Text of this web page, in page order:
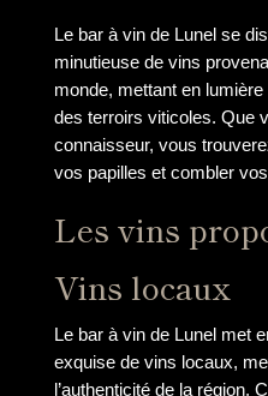
Le bar à vin de Lunel se
minutieuse de vins
monde, mettant en
des terroirs viticoles. Que
connaisseur, vous
vos papilles et combler
Les vins
Vins locaux
Le bar à vin de Lunel met
exquise de vins locaux,
l’authenticité de la région.